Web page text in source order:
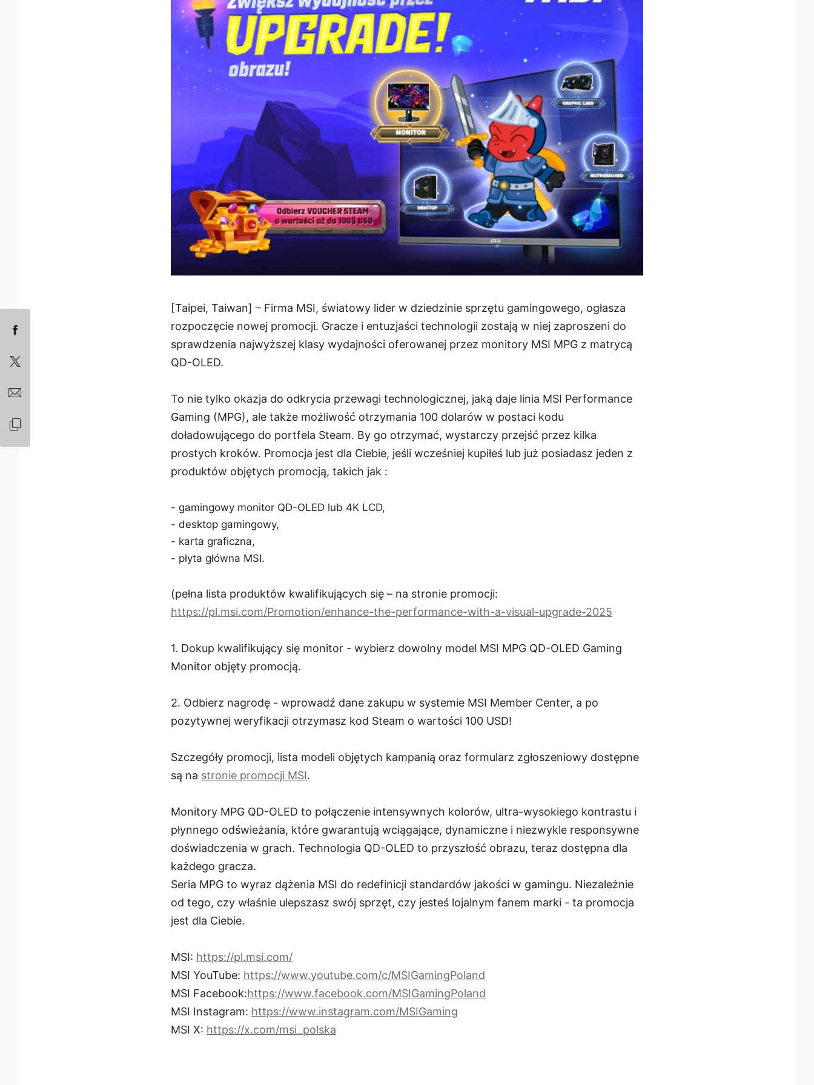
[Taipei, Taiwan] – Firma MSI, światowy lider w dziedzinie sprzętu gamingowego, ogłasza
rozpoczęcie nowej promocji. Gracze i entuzjaści technologii zostają w niej zaproszeni do
sprawdzenia najwyższej klasy wydajności oferowanej przez monitory MSI MPG z matrycą
QD-OLED.
To nie tylko okazja do odkrycia przewagi technologicznej, jaką daje linia MSI Performance
Gaming (MPG), ale także możliwość otrzymania 100 dolarów w postaci kodu
doładowującego do portfela Steam. By go otrzymać, wystarczy przejść przez kilka
prostych kroków. Promocja jest dla Ciebie, jeśli wcześniej kupiłeś lub już posiadasz jeden z
produktów objętych promocją, takich jak :
- gamingowy monitor QD-OLED lub 4K LCD,
- desktop gamingowy,
- karta graficzna,
- płyta główna MSI.
(pełna lista produktów kwalifikujących się – na stronie promocji:
https://pl.msi.com/Promotion/enhance-the-performance-with-a-visual-upgrade-2025
1. Dokup kwalifikujący się monitor - wybierz dowolny model MSI MPG QD-OLED Gaming
Monitor objęty promocją.
2. Odbierz nagrodę - wprowadź dane zakupu w systemie MSI Member Center, a po
pozytywnej weryfikacji otrzymasz kod Steam o wartości 100 USD!
Szczegóły promocji, lista modeli objętych kampanią oraz formularz zgłoszeniowy dostępne
są na stronie promocji MSI.
Monitory MPG QD-OLED to połączenie intensywnych kolorów, ultra-wysokiego kontrastu i
płynnego odświeżania, które gwarantują wciągające, dynamiczne i niezwykle responsywne
doświadczenia w grach. Technologia QD-OLED to przyszłość obrazu, teraz dostępna dla
każdego gracza.
Seria MPG to wyraz dążenia MSI do redefinicji standardów jakości w gamingu. Niezależnie
od tego, czy właśnie ulepszasz swój sprzęt, czy jesteś lojalnym fanem marki - ta promocja
jest dla Ciebie.
MSI: https://pl.msi.com/
MSI YouTube: https://www.youtube.com/c/MSIGamingPoland
MSI Facebook:https://www.facebook.com/MSIGamingPoland
MSI Instagram: https://www.instagram.com/MSIGaming
MSI X: https://x.com/msi_polska